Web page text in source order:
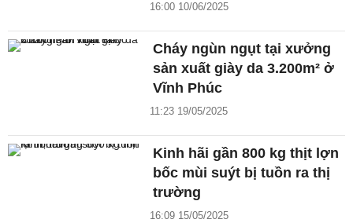
16:00 10/06/2025
Cháy ngùn ngụt tại xưởng
sản xuất giày da 3.200m² ở
Vĩnh Phúc
11:23 19/05/2025
Kinh hãi gần 800 kg thịt lợn
bốc mùi suýt bị tuồn ra thị
trường
16:09 15/05/2025